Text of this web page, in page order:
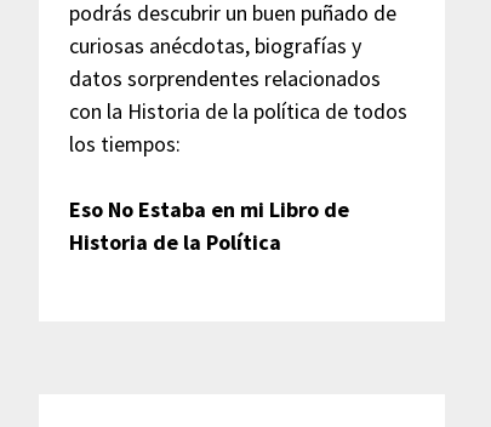
podrás descubrir un buen puñado de
curiosas anécdotas, biografías y
datos sorprendentes relacionados
con la Historia de la política de todos
los tiempos:
Eso No Estaba en mi Libro de
Historia de la Política